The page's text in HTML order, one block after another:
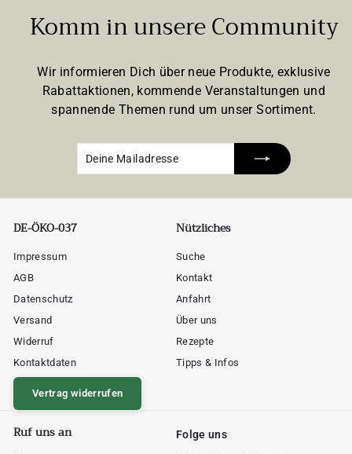
Komm in unsere Community
Wir informieren Dich über neue Produkte, exklusive
Rabattaktionen, kommende Veranstaltungen und
spannende Themen rund um unser Sortiment.
DE-ÖKO-037
Impressum
AGB
Datenschutz
Versand
Widerruf
Kontaktdaten
Vertrag widerrufen
Nützliches
Suche
Kontakt
Anfahrt
Über uns
Rezepte
Tipps & Infos
Ruf uns an Folge uns